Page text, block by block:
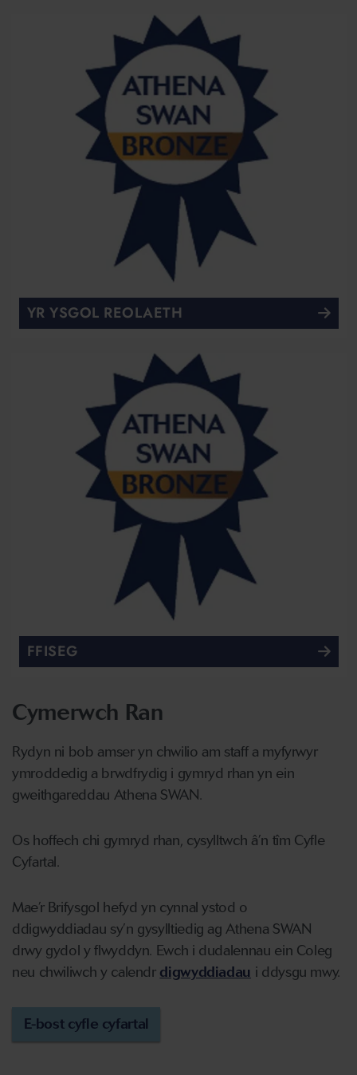
YR YSGOL REOLAETH
FFISEG
Cymerwch Ran
Rydyn ni bob amser yn chwilio am staff a myfyrwyr
ymroddedig a brwdfrydig i gymryd rhan yn ein
gweithgareddau Athena SWAN.
Os hoffech chi gymryd rhan, cysylltwch â’n tîm Cyfle
Cyfartal.
Mae’r Brifysgol hefyd yn cynnal ystod o
ddigwyddiadau sy’n gysylltiedig ag Athena SWAN
drwy gydol y flwyddyn. Ewch i dudalennau ein Coleg
neu chwiliwch y calendr digwyddiadau i ddysgu mwy.
E-bost cyfle cyfartal